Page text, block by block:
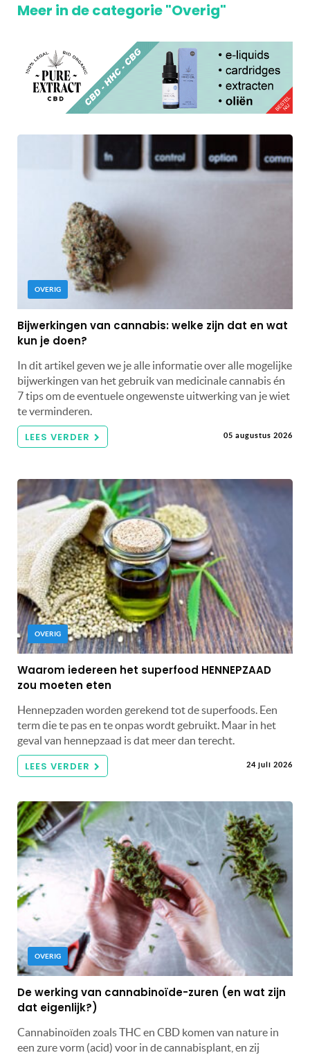
Meer in de categorie "Overig"
OVERIG
Bijwerkingen van cannabis: welke zijn dat en wat
kun je doen?
In dit artikel geven we je alle informatie over alle mogelijke
bijwerkingen van het gebruik van medicinale cannabis én
7 tips om de eventuele ongewenste uitwerking van je wiet
te verminderen.
LEES VERDER 05 augustus 2026
OVERIG
Waarom iedereen het superfood HENNEPZAAD
zou moeten eten
Hennepzaden worden gerekend tot de superfoods. Een
term die te pas en te onpas wordt gebruikt. Maar in het
geval van hennepzaad is dat meer dan terecht.
LEES VERDER 24 juli 2026
OVERIG
De werking van cannabinoïde-zuren (en wat zijn
dat eigenlijk?)
Cannabinoïden zoals THC en CBD komen van nature in
een zure vorm (acid) voor in de cannabisplant, en zij